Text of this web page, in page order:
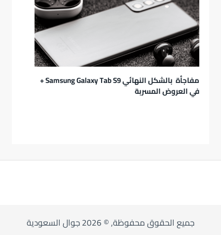
مفاجأة بالشكل النهائي Samsung Galaxy Tab S9 +
في العروض المسربة
جميع الحقوق محفوظة, © 2026 جوال السعودية